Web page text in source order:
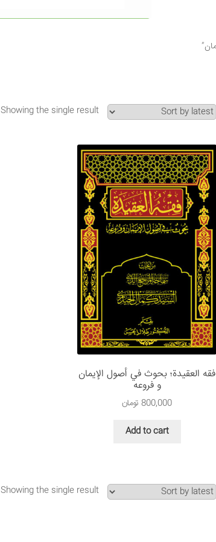
Showing the single result
فقه العقيدة؛ بحوث في أصول الإيمان
و فروعه
800,000 تومان
Add to cart
Showing the single result